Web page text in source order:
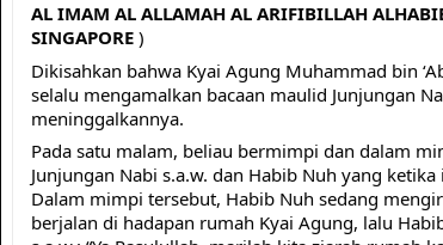
WAHDATU SYUHUD, DAN MANUNGGALING KAWULA
ITU APA..??
AL IMAM AL ALLAMAH AL ARIFIBILLAH
SINGAPORE )
Dikisahkan bahwa Kyai Agung Muhammad bin
selalu mengamalkan bacaan maulid Junjungan
meninggalkannya.
Pada satu malam, beliau bermimpi dan dalam
Junjungan Nabi s.a.w. dan Habib Nuh yang
Dalam mimpi tersebut, Habib Nuh sedang
berjalan di hadapan rumah Kyai Agung, lalu